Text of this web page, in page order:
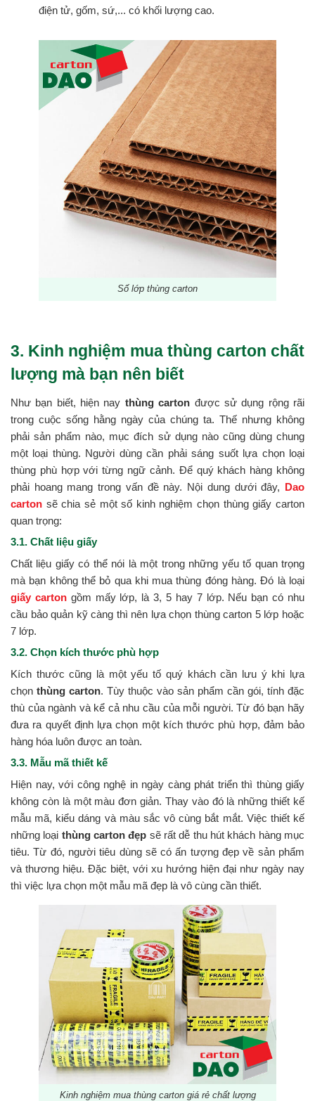
điện tử, gốm, sứ,... có khối lượng cao.
Số lớp thùng carton
3. Kinh nghiệm mua thùng carton chất
lượng mà bạn nên biết
Như bạn biết, hiện nay thùng carton được sử dụng rộng rãi
trong cuộc sống hằng ngày của chúng ta. Thế nhưng không
phải sản phẩm nào, mục đích sử dụng nào cũng dùng chung
một loại thùng. Người dùng cần phải sáng suốt lựa chọn loại
thùng phù hợp với từng ngữ cảnh. Để quý khách hàng không
phải hoang mang trong vấn đề này. Nội dung dưới đây, Dao
carton sẽ chia sẻ một số kinh nghiệm chọn thùng giấy carton
quan trọng:
3.1. Chất liệu giấy
Chất liệu giấy có thể nói là một trong những yếu tố quan trọng
mà bạn không thể bỏ qua khi mua thùng đóng hàng. Đó là loại
giấy cartongồm mấy lớp, là 3, 5 hay 7 lớp. Nếu bạn có nhu
cầu bảo quản kỹ càng thì nên lựa chọn thùng carton 5 lớp hoặc
7 lớp.
3.2. Chọn kích thước phù hợp
Kích thước cũng là một yếu tố quý khách cần lưu ý khi lựa
chọn thùng carton. Tùy thuộc vào sản phẩm cần gói, tính đặc
thù của ngành và kể cả nhu cầu của mỗi người. Từ đó bạn hãy
đưa ra quyết định lựa chọn một kích thước phù hợp, đảm bảo
hàng hóa luôn được an toàn.
3.3. Mẫu mã thiết kế
Hiện nay, với công nghệ in ngày càng phát triển thì thùng giấy
không còn là một màu đơn giản. Thay vào đó là những thiết kế
mẫu mã, kiểu dáng và màu sắc vô cùng bắt mắt. Việc thiết kế
những loại thùng carton đẹp sẽ rất dễ thu hút khách hàng mục
tiêu. Từ đó, người tiêu dùng sẽ có ấn tượng đẹp về sản phẩm
và thương hiệu. Đặc biệt, với xu hướng hiện đại như ngày nay
thì việc lựa chọn một mẫu mã đẹp là vô cùng cần thiết.
Kinh nghiệm mua thùng carton giá rẻ chất lượng